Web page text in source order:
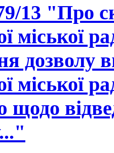
13 "Про
міської
дозволу
міської
щодо